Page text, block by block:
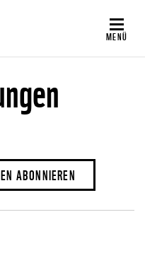
MENÜ
ABONNIEREN